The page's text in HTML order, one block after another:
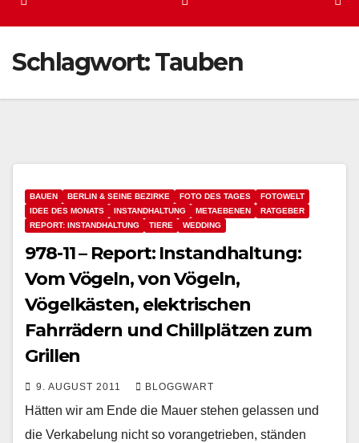
Schlagwort:Tauben
BAUEN BERLIN & SEINE BEZIRKE FOTO DES TAGES
FOTOWELT
IDEE DES MONATS
INSTANDHALTUNG METAEBENEN
RATGEBER
REPORT: INSTANDHALTUNG
TIERE WEDDING
978-11 – Report: Instandhaltung:
Vom Vögeln, von Vögeln,
Vögelkästen, elektrischen
Fahrrädern und Chillplätzen zum
Grillen
9. AUGUST 2011 BLOGGWART
Hätten wir am Ende die Mauer stehen gelassen und
die Verkabelung nicht so vorangetrieben, ständen